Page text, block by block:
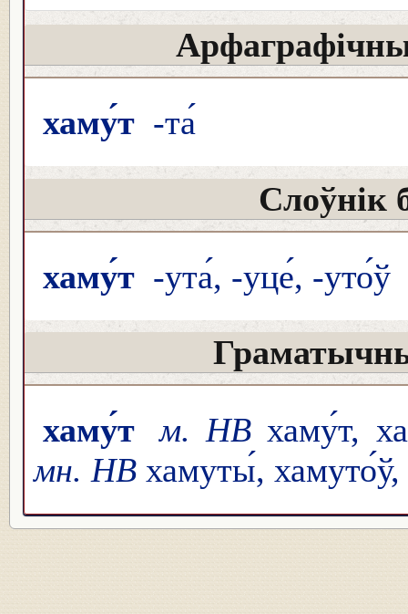
хаму́т -та́
Слоўнік
хаму́т -ута́, -уце́, -уто́ў
хаму́т м. НВ хаму́т,
мн. НВ хамуты́,